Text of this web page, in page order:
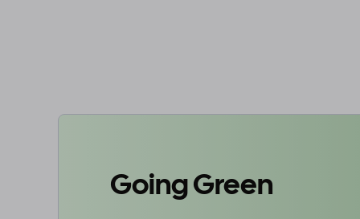
Going Green